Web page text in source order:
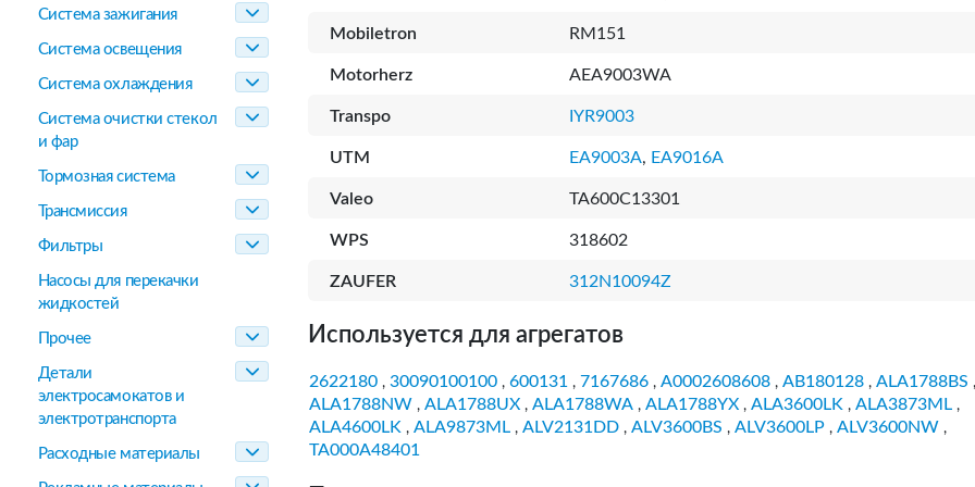
Система зажигания
Система освещения
Система охлаждения
Система очистки стекол
и фар
Тормозная система
Трансмиссия
Фильтры
Насосы для перекачки
жидкостей
Прочее
Детали
электросамокатов и
электротранспорта
Расходные материалы
Mobiletron RM151
Motorherz AEA9003WA
Transpo IYR9003
UTM EA9003A, EA9016A
Valeo TA600C13301
WPS 318602
ZAUFER 312N10094Z
Используется для агрегатов
2622180 , 30090100100 , 600131 , 7167686 , A0002608608 , AB180128 , ALA1788BS ,
ALA1788NW , ALA1788UX , ALA1788WA , ALA1788YX , ALA3600LK , ALA3873ML ,
ALA4600LK , ALA9873ML , ALV2131DD , ALV3600BS , ALV3600LP , ALV3600NW ,
TA000A48401